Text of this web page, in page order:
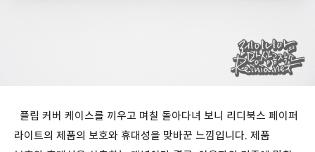
플립 커버 케이스를 끼우고 며칠 돌아다녀 보니 리디북스 페이퍼
라이트의 제품의 보호와 휴대성을 맞바꾼 느낌입니다. 제품